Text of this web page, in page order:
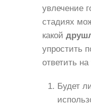
увлечение
стадиях
какой
упростить
ответить
Будет